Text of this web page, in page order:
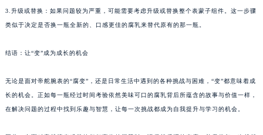
3.升级或替换：如果问题较为严重，可能需要考虑升级或替换整个表蒙子组件。这一步骤
类似于决定是否换一瓶全新的、口感更佳的腐乳来替代原有的那一瓶。
结语：让“变”成为成长的机会
无论是面对帝舵腕表的“腐变”，还是日常生活中遇到的各种挑战与困难，“变”都意味着成
长的机会。正如每一瓶经过时间考验依然美味可口的腐乳背后所蕴含的故事与价值一样，
在解决问题的过程中找到乐趣与智慧，让每一次挑战都成为自我提升与学习的机会。